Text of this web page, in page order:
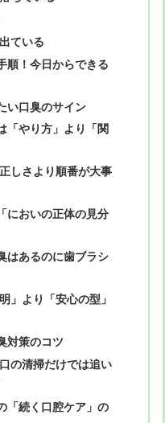
ている
順！今日からできる
い口臭のサイン
「やり方」より「関
しさより順番が大事
においの正体の見分
はあるのに歯ブラシ
」より「安心の型」
対策のコツ
の清掃だけでは追い
「続く口腔ケア」の